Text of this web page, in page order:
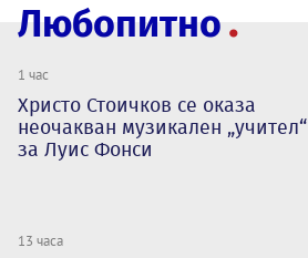
Любопитно
1 час
Христо Стоичков се оказа
неочакван музикален „учител“
за Луис Фонси
13 часа